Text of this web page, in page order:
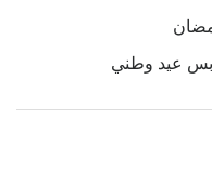
عيد وطني